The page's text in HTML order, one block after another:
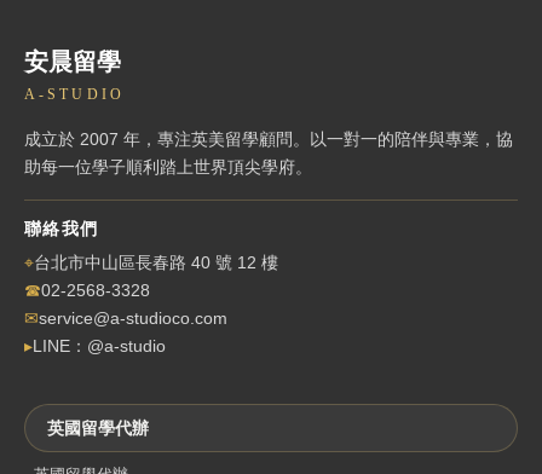
安晨留學
A-STUDIO
成立於 2007 年，專注英美留學顧問。以一對一的陪伴與專業，協
助每一位學子順利踏上世界頂尖學府。
聯絡我們
⌖台北市中山區長春路 40 號 12 樓
☎02-2568-3328
✉service@a-studioco.com
▸LINE：@a-studio
英國留學代辦